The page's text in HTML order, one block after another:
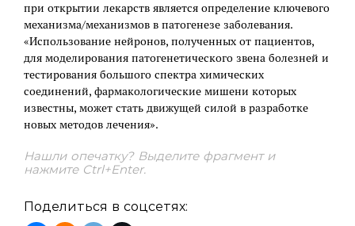
при открытии лекарств является определение ключевого
механизма/механизмов в патогенезе заболевания.
«Использование нейронов, полученных от пациентов,
для моделирования патогенетического звена болезней и
тестирования большого спектра химических
соединений, фармакологические мишени которых
известны, может стать движущей силой в разработке
новых методов лечения».
Нашли опечатку? Выделите фрагмент и
нажмите Ctrl+Enter.
Поделиться в соцсетях: